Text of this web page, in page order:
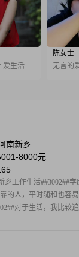
爱生活
陈女士
无言的
南新乡
8000元
工作生活##3002##
的人，平时随和也容
对于生活，我比较